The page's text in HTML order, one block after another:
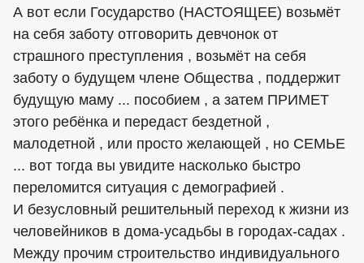
А вот если Государство (НАСТОЯЩЕЕ) возьмёт
на себя заботу отговорить девчонок от
страшного преступления , возьмёт на себя
заботу о будущем члене Общества , поддержит
будущую маму ... пособием , а затем ПРИМЕТ
этого ребёнка и передаст бездетной ,
малодетной , или просто желающей , но СЕМЬЕ
... вот тогда вы увидите насколько быстро
переломится ситуация с демографией .
И безусловный решительный переход к жизни из
человейников в дома-усадьбы в городах-садах .
Между прочим строительство индивидуального